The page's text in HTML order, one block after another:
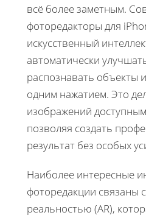
всё более заметным.
фоторедакторы для
искусственный
автоматически
распознавать объекты
одним нажатием. Это
изображений
позволяя создать
результат без особых
Наиболее интересные
фоторедакции связаны
реальностью (AR),